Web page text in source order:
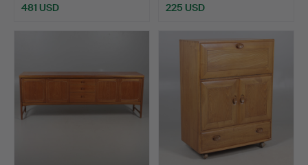
481 USD
225 USD